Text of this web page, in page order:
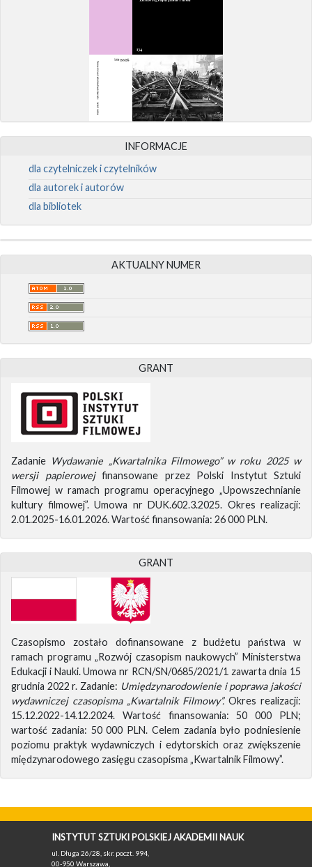
INFORMACJE
dla czytelniczek i czytelników
dla autorek i autorów
dla bibliotek
AKTUALNY NUMER
GRANT
Zadanie Wydawanie „Kwartalnika Filmowego” w roku 2025 w
wersji papierowejfinansowane przez Polski Instytut Sztuki
Filmowej w ramach programu operacyjnego „Upowszechnianie
kultury filmowej”. Umowa nr DUK.602.3.2025. Okres realizacji:
2.01.2025-16.01.2026. Wartość finansowania: 26 000 PLN.
GRANT
Czasopismo zostało dofinansowane z budżetu państwa w
ramach programu „Rozwój czasopism naukowych” Ministerstwa
Edukacji i Nauki. Umowa nr RCN/SN/0685/2021/1 zawarta dnia 15
grudnia 2022 r. Zadanie: Umiędzynarodowienie i poprawa jakości
wydawniczej czasopisma „Kwartalnik Filmowy”.Okres realizacji:
15.12.2022-14.12.2024. Wartość finansowania: 50 000 PLN;
wartość zadania: 50 000 PLN. Celem zadania było podniesienie
poziomu praktyk wydawniczych i edytorskich oraz zwiększenie
międzynarodowego zasięgu czasopisma „Kwartalnik Filmowy”.
INSTYTUT SZTUKI POLSKIEJ AKADEMII NAUK
ul. Długa 26/28, skr. poczt. 994,
00-950 Warszawa,